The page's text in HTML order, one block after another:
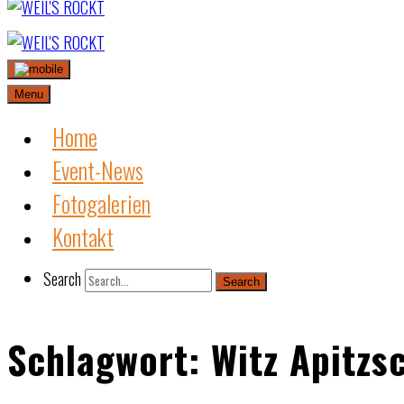
Skip
to
content
Menu
Home
Event-News
Fotogalerien
Kontakt
Search Search
Schlagwort: Witz